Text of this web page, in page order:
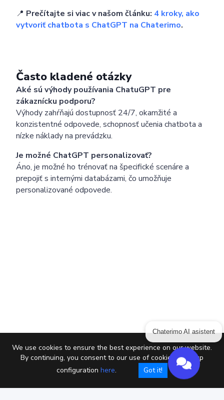
We use cookies to ensure the best experience on our website.
By continuing, you consent to our use of cookies or setup
configuration here. Got it!
📍 Prečítajte si viac v našom článku: 4 kroky, ako
vytvoriť chatbota s ChatGPT na Chaterimo.
Často kladené otázky
Aké sú výhody používania ChatuGPT pre
zákaznícku podporu?
Výhody zahŕňajú dostupnosť 24/7, okamžité a
konzistentné odpovede, schopnosť učenia chatbota a
nízke náklady na prevádzku.
Je možné ChatGPT personalizovať?
Áno, je možné ho trénovať na špecifické scenáre a
prepojiť s internými databázami, čo umožňuje
personalizované odpovede.
Chaterimo AI asistent